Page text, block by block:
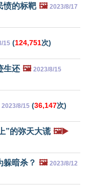
愤的标靶 🖼️ 2023/8/17
15 (124,751次)
生还 🖼️ 2023/8/15
2023/8/15 (36,147次)
”的弥天大谎 🖼️▶️
躲暗杀？ 🖼️ 2023/8/12